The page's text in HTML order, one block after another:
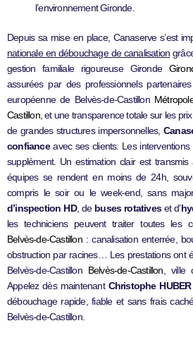
l’environnement Gironde.
Depuis sa mise en place, Canaserve s’est
nationale en débouchage de canalisation
gestion familiale rigoureuse Gironde
assurées par des professionnels
européenne de Belvès-de-Castillon
Castillon, et une transparence totale sur les
de grandes structures impersonnelles,
confianceavec ses clients. Les
supplément. Un estimation clair est
équipes se rendent en moins de 24h,
compris le soir ou le week-end, sans
d’inspection HD, de buses rotativeset d’
les techniciens peuvent traiter toutes les
Belvès-de-Castillon: canalisation enterrée,
obstruction par racines… Les prestations ont
Belvès-de-Castillon Belvès-de-Castillon, ville
Appelez dès maintenant Christophe
débouchage rapide, fiable et sans frais
Belvès-de-Castillon.